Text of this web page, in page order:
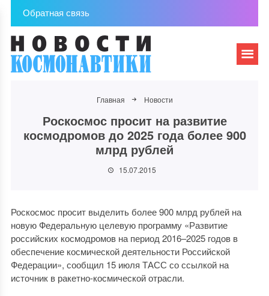
Обратная связь
Главная Новости
Роскосмос просит на развитие
космодромов до 2025 года более 900
млрд рублей
15.07.2015
Роскосмос просит выделить более 900 млрд рублей на
новую Федеральную целевую программу «Развитие
российских космодромов на период 2016–2025 годов в
обеспечение космической деятельности Российской
Федерации», сообщил 15 июля ТАСС со ссылкой на
источник в ракетно-космической отрасли.